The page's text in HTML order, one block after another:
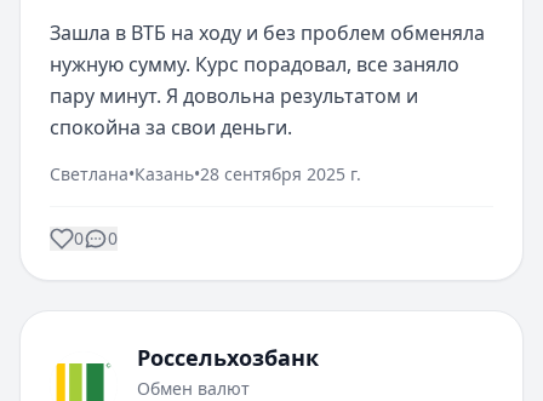
Зашла в ВТБ на ходу и без проблем обменяла
нужную сумму. Курс порадовал, все заняло
пару минут. Я довольна результатом и
спокойна за свои деньги.
Светлана•Казань•28 сентября 2025 г.
0 0
Россельхозбанк
Обмен валют